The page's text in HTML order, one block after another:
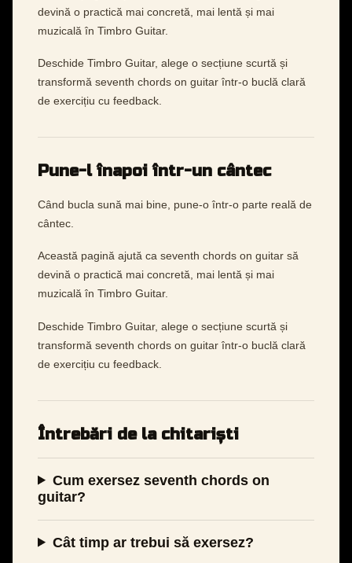
devină o practică mai concretă, mai lentă și mai
muzicală în Timbro Guitar.
Deschide Timbro Guitar, alege o secțiune scurtă și
transformă seventh chords on guitar într-o buclă clară
de exercițiu cu feedback.
Pune-l înapoi într-un cântec
Când bucla sună mai bine, pune-o într-o parte reală de
cântec.
Această pagină ajută ca seventh chords on guitar să
devină o practică mai concretă, mai lentă și mai
muzicală în Timbro Guitar.
Deschide Timbro Guitar, alege o secțiune scurtă și
transformă seventh chords on guitar într-o buclă clară
de exercițiu cu feedback.
Întrebări de la chitariști
Cum exersez seventh chords on
guitar?
Cât timp ar trebui să exersez?